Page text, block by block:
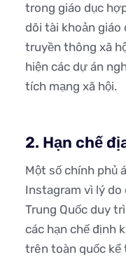
trong giáo dục
dõi tài khoản giáo
truyền thông xã
hiện các dự án
tích mạng xã hội.
2. Hạn chế
Một số chính phủ
Instagram vì lý do
Trung Quốc duy
các hạn chế định
trên toàn quốc kể